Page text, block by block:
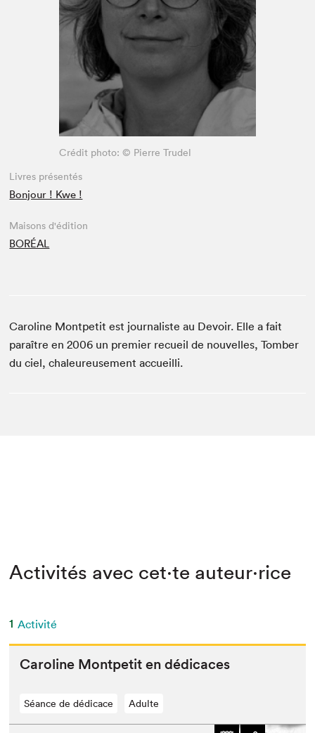
Espace enseignant·e·s
Espace pro
Crédit photo: © Pierre Trudel
Livres présentés
Bonjour ! Kwe !
Maisons d'édition
BORÉAL
Caroline Montpetit est journaliste au Devoir. Elle a fait
paraître en 2006 un premier recueil de nouvelles, Tomber
du ciel, chaleureusement accueilli.
Activités avec cet·te auteur·rice
1 Activité
Car­o­line Mont­petit en dédicaces
Séance de dédicace Adulte